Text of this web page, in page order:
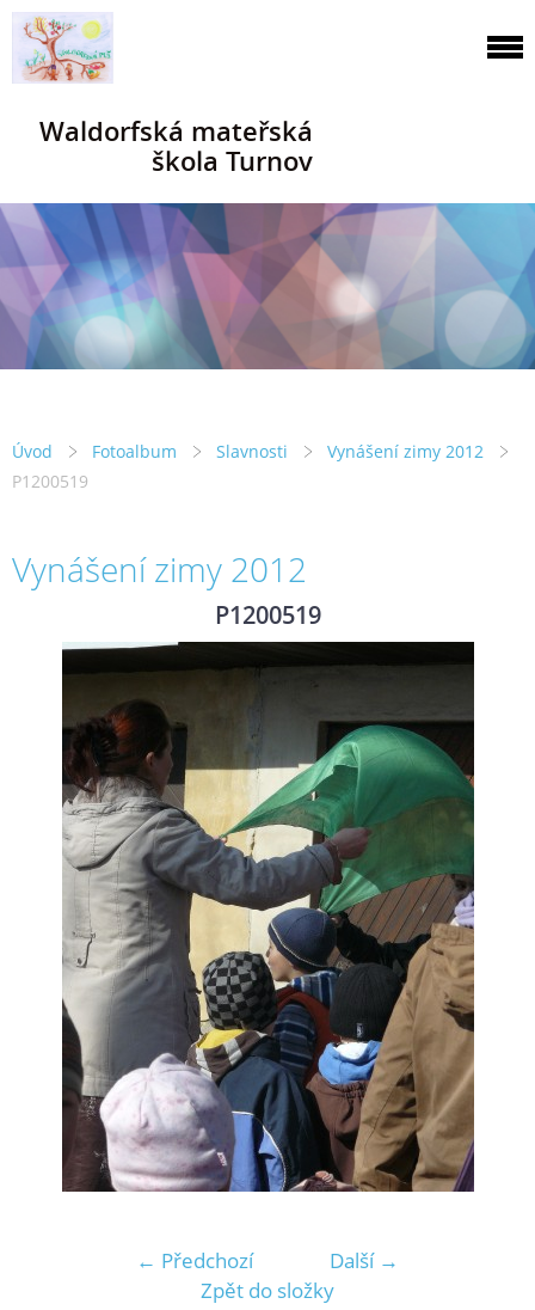
Waldorfská mateřská
škola Turnov
Úvod Fotoalbum Slavnosti
Vynášení zimy 2012
P1200519
Vynášení zimy 2012
P1200519
← Předchozí
Další →
Zpět do složky